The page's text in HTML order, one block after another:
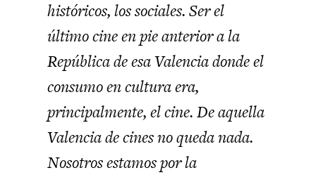
históricos, los sociales. Ser el
último cine en pie anterior a la
República de esa Valencia donde el
consumo en cultura era,
principalmente, el cine. De aquella
Valencia de cines no queda nada.
Nosotros estamos por la